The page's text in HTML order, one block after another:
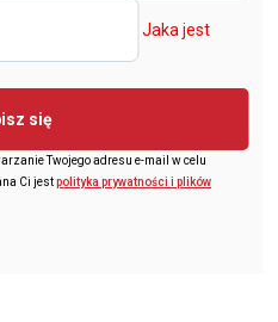
Jaka jest
się
Twojego adresu e-mail w celu
Ci jestpolityka prywatności i plików